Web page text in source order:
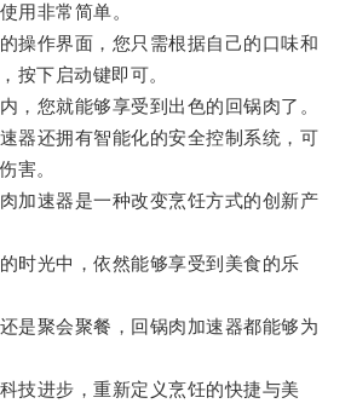
非常简单。
作界面，您只需根据自己的口味和
按下启动键即可。
您就能够享受到出色的回锅肉了。
还拥有智能化的安全控制系统，可
害。
速器是一种改变烹饪方式的创新产
光中，依然能够享受到美食的乐
聚会聚餐，回锅肉加速器都能够为
进步，重新定义烹饪的快捷与美